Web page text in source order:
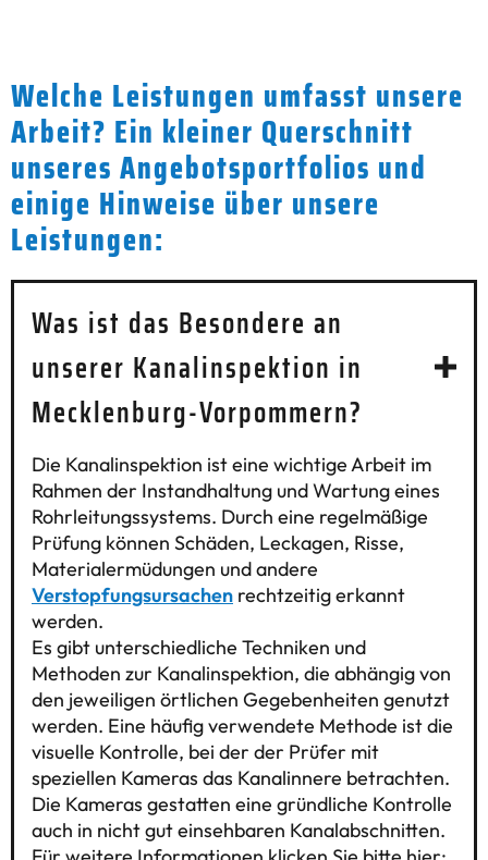
Welche Leistungen umfasst unsere
Arbeit? Ein kleiner Querschnitt
unseres Angebotsportfolios und
einige Hinweise über unsere
Leistungen:
Was ist das Besondere an
unserer Kanalinspektion in
Mecklenburg-Vorpommern?
Die Kanalinspektion ist eine wichtige Arbeit im
Rahmen der Instandhaltung und Wartung eines
Rohrleitungssystems. Durch eine regelmäßige
Prüfung können Schäden, Leckagen, Risse,
Materialermüdungen und andere
Verstopfungsursachen rechtzeitig erkannt
werden.
Es gibt unterschiedliche Techniken und
Methoden zur Kanalinspektion, die abhängig von
den jeweiligen örtlichen Gegebenheiten genutzt
werden. Eine häufig verwendete Methode ist die
visuelle Kontrolle, bei der der Prüfer mit
speziellen Kameras das Kanalinnere betrachten.
Die Kameras gestatten eine gründliche Kontrolle
auch in nicht gut einsehbaren Kanalabschnitten.